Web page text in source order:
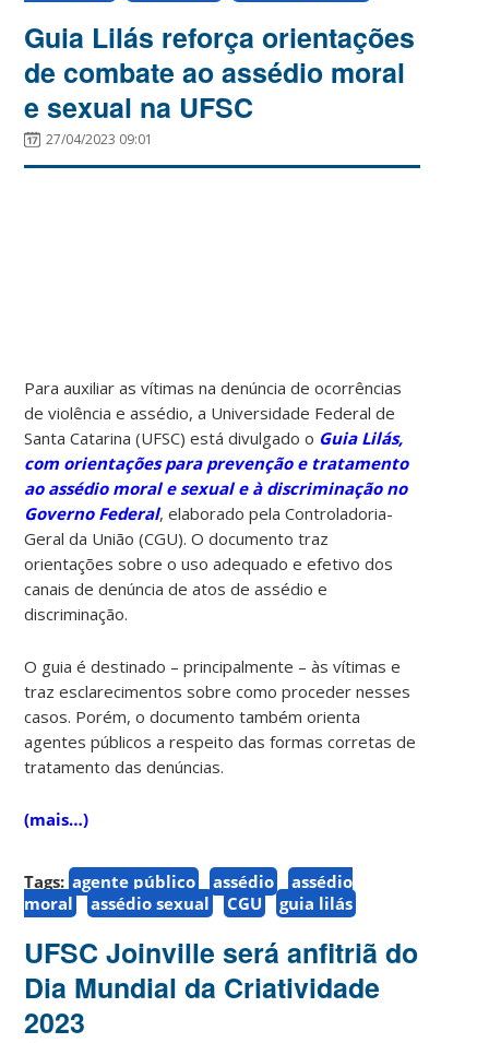
Guia Lilás reforça orientações
de combate ao assédio moral
e sexual na UFSC
27/04/2023 09:01
Para auxiliar as vítimas na denúncia de ocorrências
de violência e assédio, a Universidade Federal de
Santa Catarina (UFSC) está divulgado o Guia Lilás,
com orientações para prevenção e tratamento
ao assédio moral e sexual e à discriminação no
Governo Federal, elaborado pela Controladoria-
Geral da União (CGU). O documento traz
orientações sobre o uso adequado e efetivo dos
canais de denúncia de atos de assédio e
discriminação.
O guia é destinado – principalmente – às vítimas e
traz esclarecimentos sobre como proceder nesses
casos. Porém, o documento também orienta
agentes públicos a respeito das formas corretas de
tratamento das denúncias.
(mais…)
Tags: agente público assédio
assédio
moral
assédio sexual CGU guia lilás
UFSC Joinville será anfitriã do
Dia Mundial da Criatividade
2023